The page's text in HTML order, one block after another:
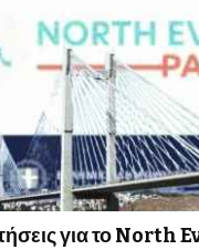
για το North